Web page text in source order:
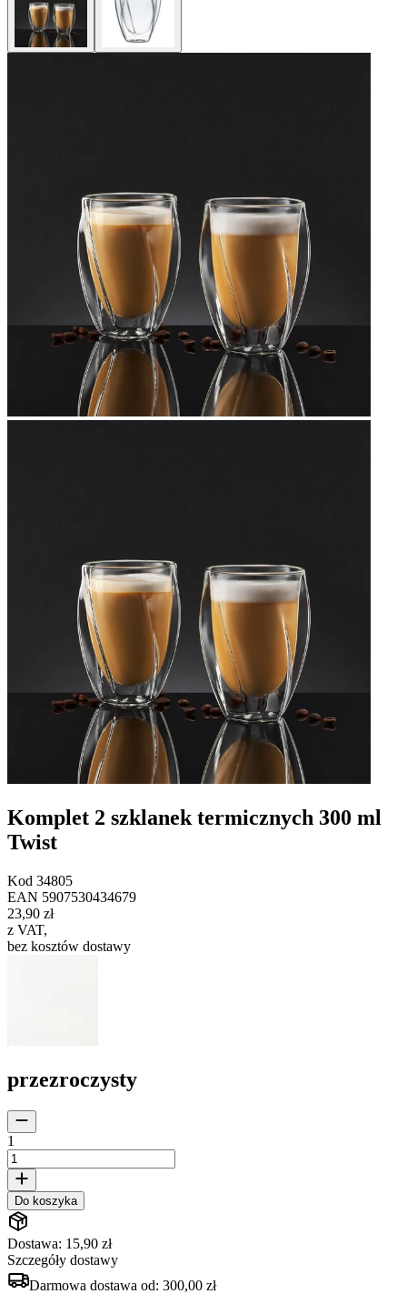
Komplet 2 szklanek termicznych 300 ml
Twist
Kod 34805
EAN 5907530434679
23,90 zł
z VAT,
bez kosztów dostawy
przezroczysty
1
Do koszyka
Dostawa: 15,90 zł
Szczegóły dostawy
Darmowa dostawa od: 300,00 zł